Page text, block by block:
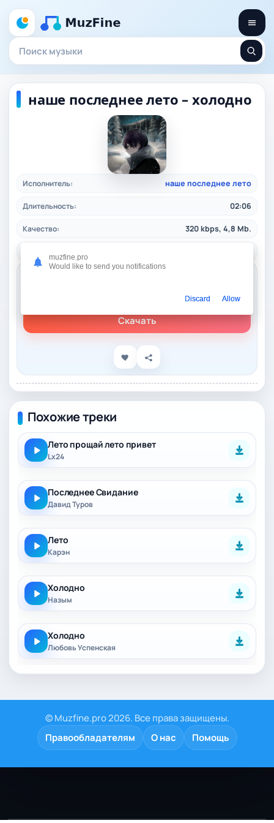
наше последнее лето – холодно
Исполнитель: наше последнее лето
Длительность: 02:06
Качество: 320 kbps, 4,8 Mb.
Скачать
Похожие треки
Лето прощай лето привет
Lx24
Последнее Свидание
Давид Туров
Лето
Карэн
Холодно
Назым
Холодно
Любовь Успенская
© Muzfine.pro 2026. Все права защищены.
Правообладателям
О нас Помощь
muzfine.pro
Would like to send you notifications
Discard Allow